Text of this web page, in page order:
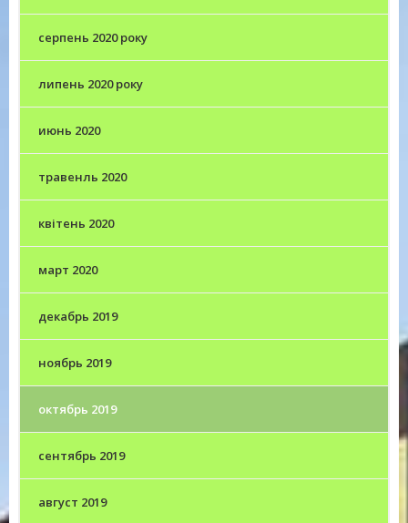
серпень 2020 року
липень 2020 року
июнь 2020
травенль 2020
квітень 2020
март 2020
декабрь 2019
ноябрь 2019
октябрь 2019
сентябрь 2019
август 2019